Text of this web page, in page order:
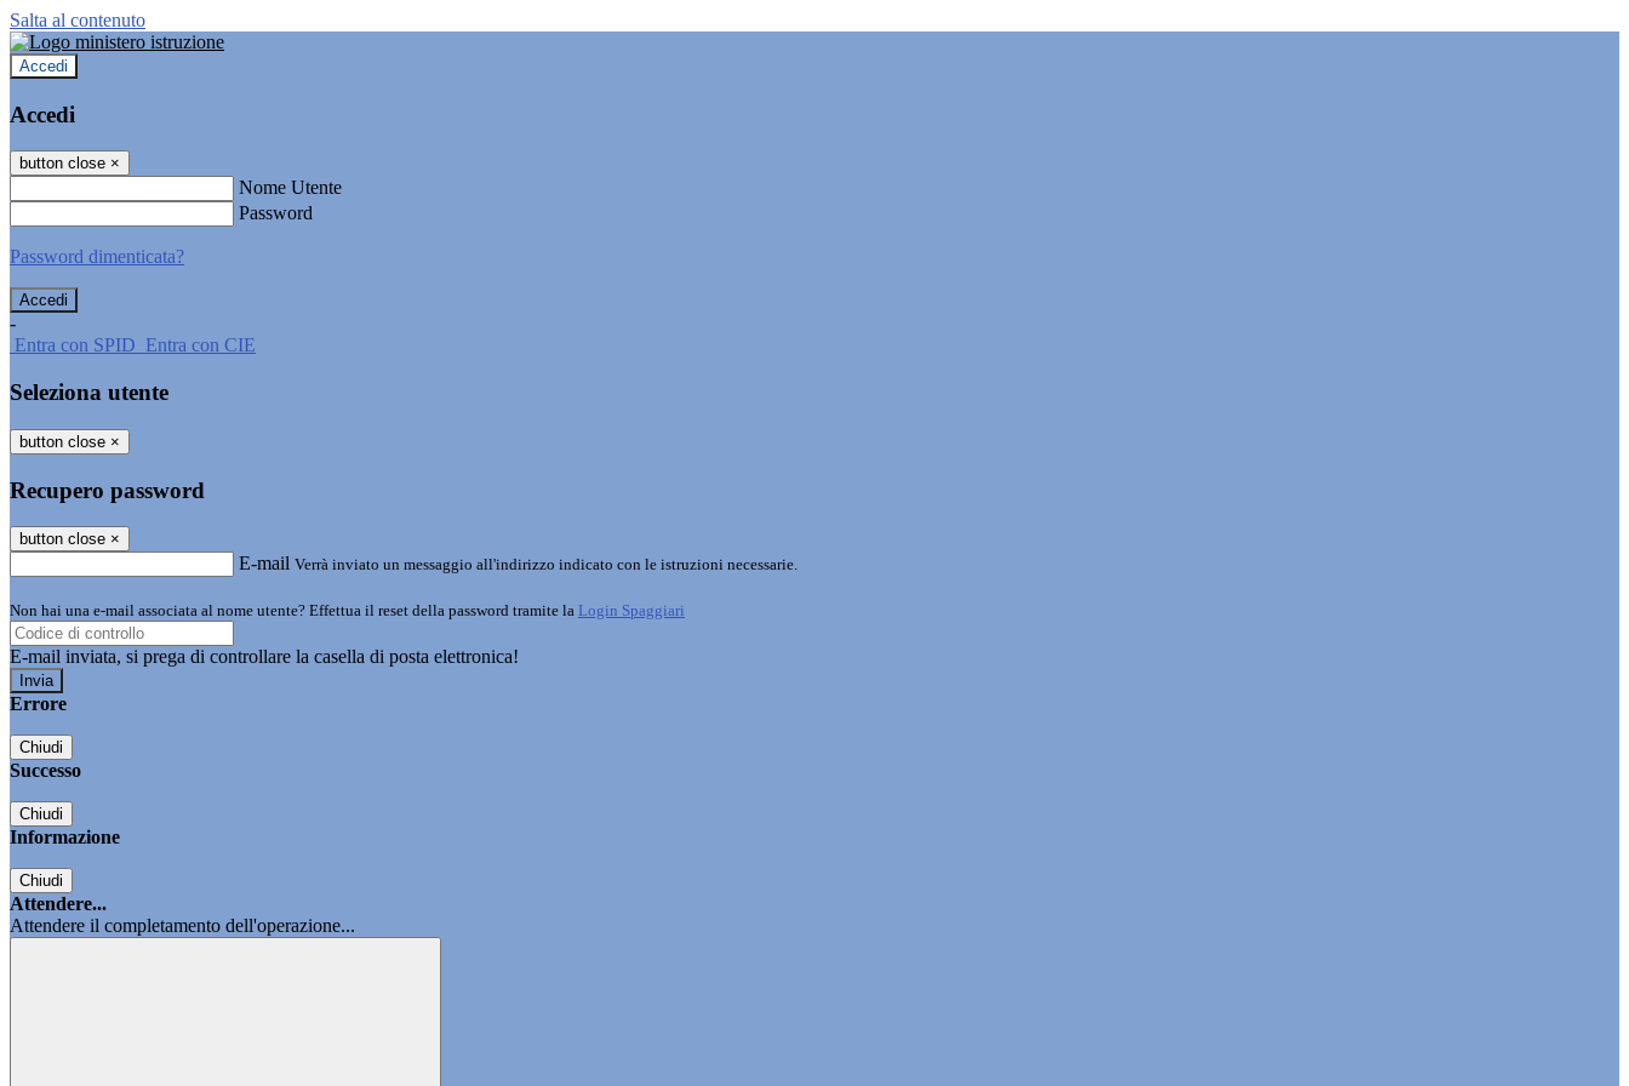
Salta al contenuto
Accedi
Accedi
button close ×
Nome Utente
Password
Password dimenticata?
-
Entra con SPID Entra con CIE
Seleziona utente
button close ×
Recupero password
button close ×
E-mail Verrà inviato un messaggio all'indirizzo indicato con le istruzioni necessarie.
Non hai una e-mail associata al nome utente? Effettua il reset della password tramite la Login Spaggiari
E-mail inviata, si prega di controllare la casella di posta elettronica!
Errore
Chiudi
Successo
Chiudi
Informazione
Chiudi
Attendere...
Attendere il completamento dell'operazione...